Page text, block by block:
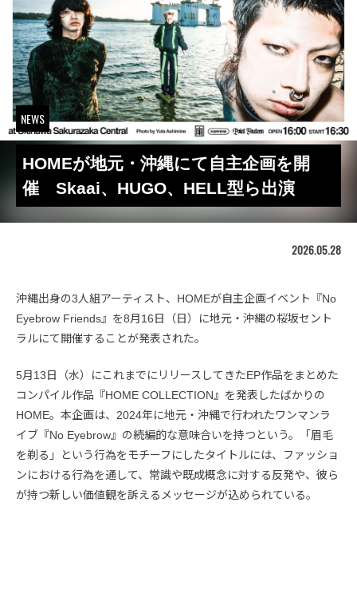
NEWS
HOMEが地元・沖縄にて自主企画を開
催 Skaai、HUGO、HELL型ら出演
2026.05.28
沖縄出身の3人組アーティスト、HOMEが自主企画イベント『No
Eyebrow Friends』を8月16日（日）に地元・沖縄の桜坂セント
ラルにて開催することが発表された。
5月13日（水）にこれまでにリリースしてきたEP作品をまとめた
コンパイル作品『HOME COLLECTION』を発表したばかりの
HOME。本企画は、2024年に地元・沖縄で行われたワンマンラ
イブ『No Eyebrow』の続編的な意味合いを持つという。「眉毛
を剃る」という行為をモチーフにしたタイトルには、ファッショ
ンにおける行為を通して、常識や既成概念に対する反発や、彼ら
が持つ新しい価値観を訴えるメッセージが込められている。